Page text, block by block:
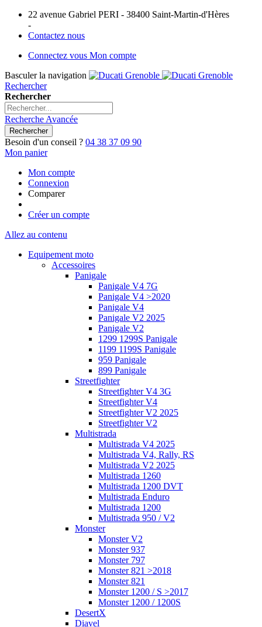
22 avenue Gabriel PERI - 38400 Saint-Martin-d'Hères
-
Contactez nous
Connectez vous Mon compte
Basculer la navigation
Rechercher
Rechercher
Recherche Avancée
Rechercher
Besoin d'un conseil ? 04 38 37 09 90
Mon panier
Mon compte
Connexion
Comparer
Créer un compte
Allez au contenu
Equipement moto
Accessoires
Panigale
Panigale V4 7G
Panigale V4 >2020
Panigale V4
Panigale V2 2025
Panigale V2
1299 1299S Panigale
1199 1199S Panigale
959 Panigale
899 Panigale
Streetfighter
Streetfighter V4 3G
Streetfighter V4
Streetfighter V2 2025
Streetfighter V2
Multistrada
Multistrada V4 2025
Multistrada V4, Rally, RS
Multistrada V2 2025
Multistrada 1260
Multistrada 1200 DVT
Multistrada Enduro
Multistrada 1200
Multistrada 950 / V2
Monster
Monster V2
Monster 937
Monster 797
Monster 821 >2018
Monster 821
Monster 1200 / S >2017
Monster 1200 / 1200S
DesertX
Diavel